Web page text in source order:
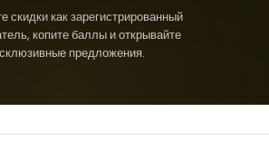
скидки как зарегистрированный
копите баллы и открывайте
предложения.